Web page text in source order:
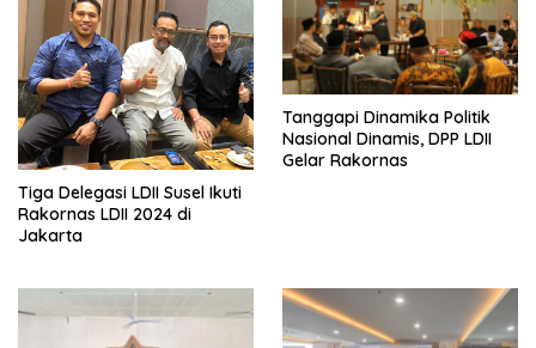
Tiga Delegasi LDII Susel Ikuti
Rakornas LDII 2024 di
Jakarta
Tanggapi Dinamika Politik
Nasional Dinamis, DPP LDII
Gelar Rakornas